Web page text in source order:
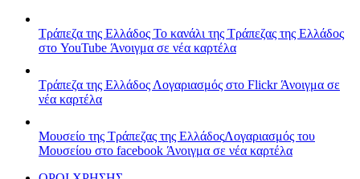
Τράπεζα της Ελλάδος Το κανάλι της Τράπεζας της Ελλάδος
στο YouTube Άνοιγμα σε νέα καρτέλα
Τράπεζα της Ελλάδος Λογαριασμός στο FlickrΆνοιγμα σε
νέα καρτέλα
Μουσείο της Τράπεζας της ΕλλάδοςΛογαριασμός του
Μουσείου στο facebook Άνοιγμα σε νέα καρτέλα